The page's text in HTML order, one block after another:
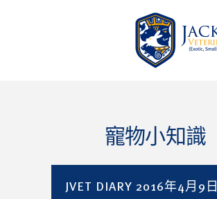
寵物小知識
JVET DIARY 2016年4月9日